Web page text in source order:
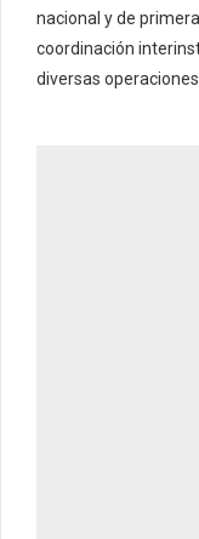
nacional y de
coordinación
diversas